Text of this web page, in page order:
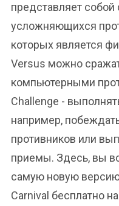
представляет
усложняющихся
которых является
Versus можно
компьютерными
Challenge -
например,
противников или
приемы. Здесь, вы
самую новую
Carnival бесплатно